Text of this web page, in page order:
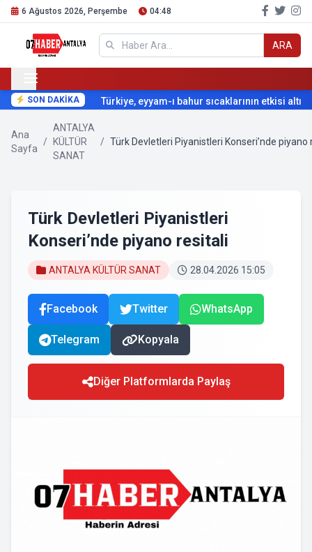
6 Ağustos 2026, Perşembe 04:48
ARA
SON DAKİKA Türkiye, eyyam-ı bahur sıcaklarının etkisi altına
Ana
Sayfa
/
ANTALYA
KÜLTÜR
SANAT
/ Türk Devletleri Piyanistleri Konseri’nde piyano
Türk Devletleri Piyanistleri
Konseri’nde piyano resitali
ANTALYA KÜLTÜR SANAT 28.04.2026 15:05
Facebook Twitter WhatsApp
Telegram Kopyala
Diğer Platformlarda Paylaş